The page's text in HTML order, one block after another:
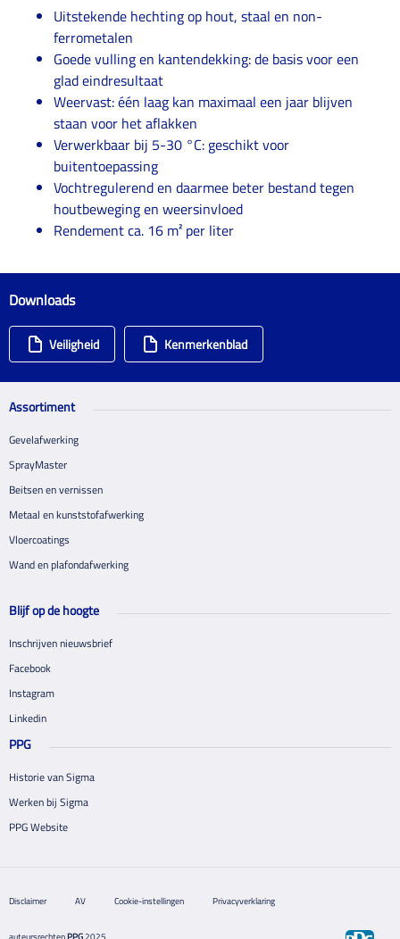
Uitstekende hechting op hout, staal en non-
ferrometalen
Goede vulling en kantendekking: de basis voor een
glad eindresultaat
Weervast: één laag kan maximaal een jaar blijven
staan voor het aflakken
Verwerkbaar bij 5-30 °C: geschikt voor
buitentoepassing
Vochtregulerend en daarmee beter bestand tegen
houtbeweging en weersinvloed
Rendement ca. 16 m² per liter
Downloads
Veiligheid Kenmerkenblad
Assortiment
Gevelafwerking
SprayMaster
Beitsen en vernissen
Metaal en kunststofafwerking
Vloercoatings
Wand en plafondafwerking
Blijf op de hoogte
Inschrijven nieuwsbrief
Facebook
Instagram
Linkedin
PPG
Historie van Sigma
Werken bij Sigma
PPG Website
Disclaimer AV Cookie-instellingen Privacyverklaring